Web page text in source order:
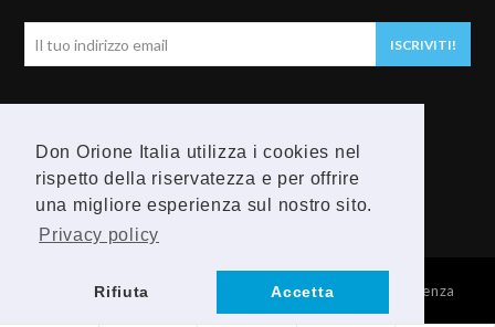
Don Orione Italia utilizza i cookies nel
rispetto della riservatezza e per offrire
una migliore esperienza sul nostro sito.
Privacy policy
Rifiuta Accetta
tuo
ISCRIVITI!
F
Y
o
t
© 2026 Provincia Religiosa Madre della Divina Provvidenza